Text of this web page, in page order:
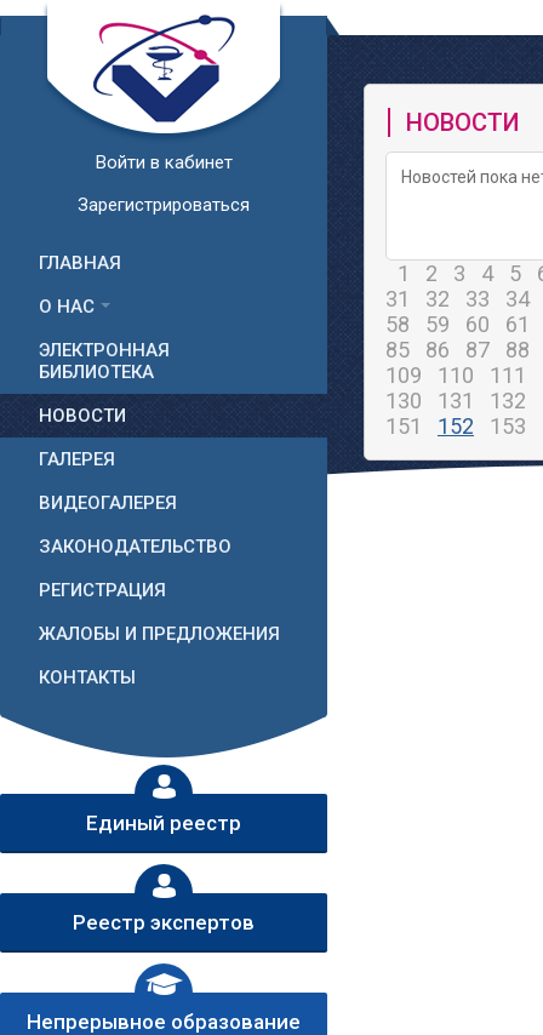
Войти в кабинет
Зарегистрироваться
ГЛАВНАЯ
О НАС
ЭЛЕКТРОННАЯ
БИБЛИОТЕКА
НОВОСТИ
ГАЛЕРЕЯ
ВИДЕОГАЛЕРЕЯ
ЗАКОНОДАТЕЛЬСТВО
РЕГИСТРАЦИЯ
ЖАЛОБЫ И ПРЕДЛОЖЕНИЯ
КОНТАКТЫ
Единый реестр
Реестр экспертов
Непрерывное образование
НОВОСТИ
Новостей пока
1 2 3 4 5
31
32 33
34
58
59 60
61
85
86 87
88
109
110 111
130
131 132
151
152 153